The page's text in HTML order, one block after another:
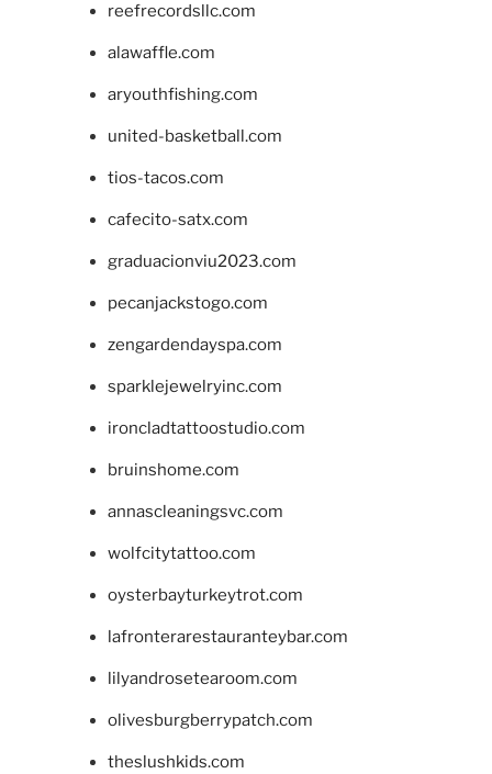
reefrecordsllc.com
alawaffle.com
aryouthfishing.com
united-basketball.com
tios-tacos.com
cafecito-satx.com
graduacionviu2023.com
pecanjackstogo.com
zengardendayspa.com
sparklejewelryinc.com
ironcladtattoostudio.com
bruinshome.com
annascleaningsvc.com
wolfcitytattoo.com
oysterbayturkeytrot.com
lafronterarestauranteybar.com
lilyandrosetearoom.com
olivesburgberrypatch.com
theslushkids.com